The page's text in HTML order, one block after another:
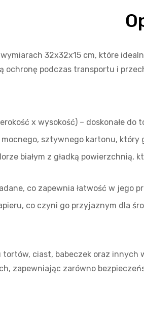
32x32x15 cm, które
ochronę podczas transportu i
x wysokość) – doskonałe
mocnego, sztywnego kartonu,
białym z gładką
co zapewnia łatwość w jego
co czyni go przyjaznym dla
ciast, babeczek oraz innych
zapewniając zarówno